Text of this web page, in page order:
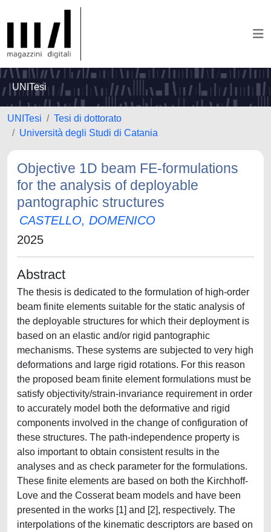
UNITesi
UNITesi
Tesi di dottorato
Università degli Studi di Catania
Objective 1D beam FE-formulations
for the analysis of deployable
pantographic structures
CASTELLO, DOMENICO
2025
Abstract
The thesis is dedicated to the formulation of high-order
beam finite elements suitable for the static analysis of
the deployable structures for which their deployment is
based on an elastic and/or rigid pantographic
mechanisms. These systems are subjected to very high
deformations and large rigid rotations. For this reason
the proposed beam finite element formulations must be
satisfy objectivity/strain-invariance requirement in order
to accurately model both the deformative and rigid
components involved in the change of configuration of
these structures. The path-independence property is
also important to obtain consistent results in the
analyses and as check parameter for the formulations.
These finite elements are based on both the Kirchhoff-
Love and the Cosserat beam models and have been
presented in the works [1] and [2], respectively. The
interpolations of the kinematic descriptors are based on